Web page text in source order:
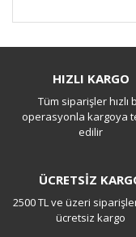
HIZLI KARGO
Tüm siparişler hızlı
operasyonla kargoya
edilir
ÜCRETSİZ
2500 TL ve üzeri
ücretsiz kargo